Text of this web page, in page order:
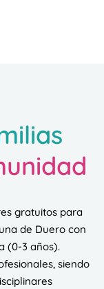
gratuitos para
de Duero con
(0-3 años).
siendo